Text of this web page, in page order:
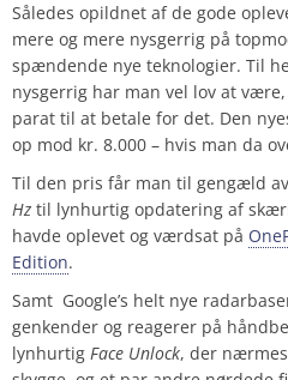
Således opildnet af de gode
mere og mere nysgerrig på
spændende nye teknologier. Til
nysgerrig har man vel lov at
parat til at betale for det. Den
op mod kr. 8.000 – hvis man da
Til den pris får man til gengæld
Hz til lynhurtig opdatering af
havde oplevet og værdsat på
Edition.
Samt Google’s helt nye
genkender og reagerer på
lynhurtig Face Unlock, der